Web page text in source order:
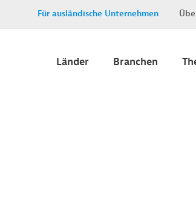
Für ausländische Unternehmen
Länder Branchen